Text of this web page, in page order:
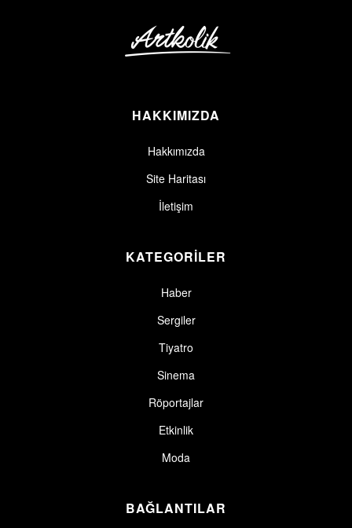
HAKKIMIZDA
Hakkımızda
Site Haritası
İletişim
KATEGORİLER
Haber
Sergiler
Tiyatro
Sinema
Röportajlar
Etkinlik
Moda
BAĞLANTILAR